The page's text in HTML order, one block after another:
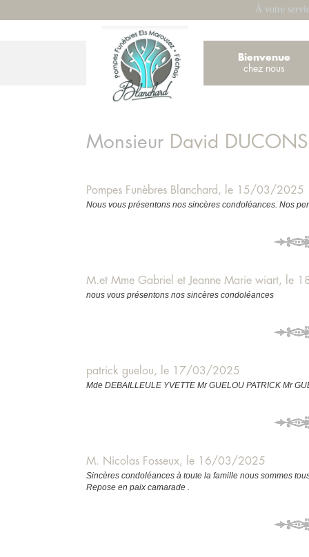
À votre
Bienvenue
chez nous
Monsieur David
Pompes Funèbres Blanchard, le 15/03/2025
Nous vous présentons nos sincères condoléances. Nos
M.et Mme Gabriel et Jeanne Marie wiart, le
nous vous présentons nos sincères condoléances
patrick guelou, le 17/03/2025
Mde DEBAILLEULE YVETTE Mr GUELOU PATRICK Mr
M. Nicolas Fosseux, le 16/03/2025
Sincères condoléances à toute la famille nous sommes
Repose en paix camarade .